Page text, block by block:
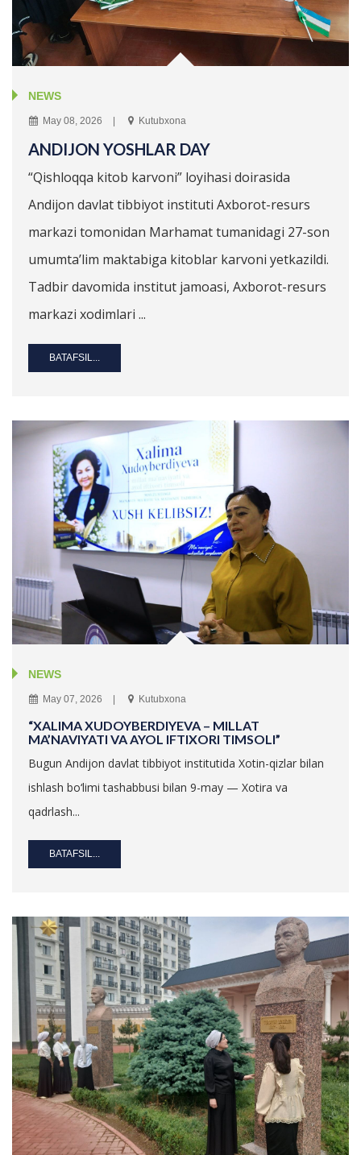
NEWS
May 08, 2026 Kutubxona
ANDIJON YOSHLAR DAY
“Qishloqqa kitob karvoni” loyihasi doirasida
Andijon davlat tibbiyot instituti Axborot-resurs
markazi tomonidan Marhamat tumanidagi 27-son
umumta’lim maktabiga kitoblar karvoni yetkazildi.
Tadbir davomida institut jamoasi, Axborot-resurs
markazi xodimlari ...
BATAFSIL...
NEWS
May 07, 2026 Kutubxona
“XALIMA XUDOYBERDIYEVA – MILLAT
MA’NAVIYATI VA AYOL IFTIXORI TIMSOLI”
Bugun Andijon davlat tibbiyot institutida Xotin-qizlar bilan
ishlash bo‘limi tashabbusi bilan 9-may — Xotira va
qadrlash...
BATAFSIL...